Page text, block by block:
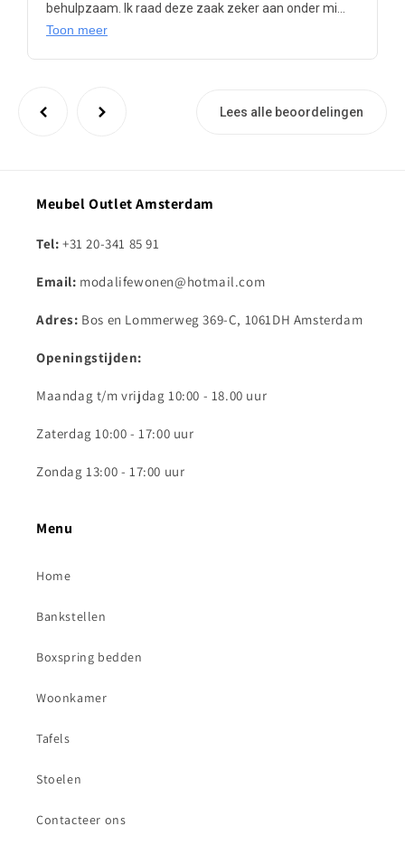
behulpzaam. Ik raad deze zaak zeker aan onder mi...
Toon meer
Lees alle beoordelingen
Meubel Outlet Amsterdam
Tel: +31 20-341 85 91
Email: modalifewonen@hotmail.com
Adres: Bos en Lommerweg 369-C, 1061DH Amsterdam
Openingstijden:
Maandag t/m vrijdag 10:00 - 18.00 uur
Zaterdag 10:00 - 17:00 uur
Zondag 13:00 - 17:00 uur
Menu
Home
Bankstellen
Boxspring bedden
Woonkamer
Tafels
Stoelen
Contacteer ons